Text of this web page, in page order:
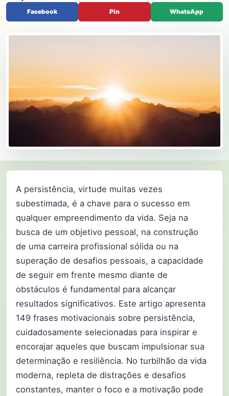
Facebook Pin WhatsApp
A persistência, virtude muitas vezes
subestimada, é a chave para o sucesso em
qualquer empreendimento da vida. Seja na
busca de um objetivo pessoal, na construção
de uma carreira profissional sólida ou na
superação de desafios pessoais, a capacidade
de seguir em frente mesmo diante de
obstáculos é fundamental para alcançar
resultados significativos. Este artigo apresenta
149 frases motivacionais sobre persistência,
cuidadosamente selecionadas para inspirar e
encorajar aqueles que buscam impulsionar sua
determinação e resiliência. No turbilhão da vida
moderna, repleta de distrações e desafios
constantes, manter o foco e a motivação pode